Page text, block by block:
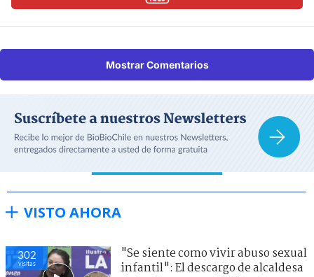
Mostrar Comentarios
VISTO AHORA
302
visitas
"Se siente como vivir abuso sexual
infantil": El descargo de alcaldesa